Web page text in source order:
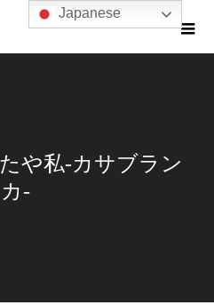
や私-カサブラン
カ-
Japanese